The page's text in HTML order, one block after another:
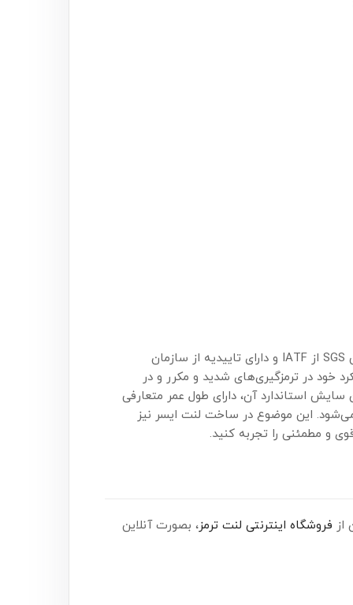
Aser یکی از انواع لنت ترمز سرامیکی ساخت چین است. این لنت سرامیکی دارای استاندارد E11 اروپا، گواهی SGS از IATF و دارای تاییدیه از سازمان
خود در ترمزگیری‌های شدید و مکرر و در
استاندارد آن، دارای طول عمر متعارفی
این موضوع در ساخت لنت ایسر نیز
و مطمئنی را تجربه کنید.
فروشگاه اینترنتی لنت ترمز، بصورت آنلاین